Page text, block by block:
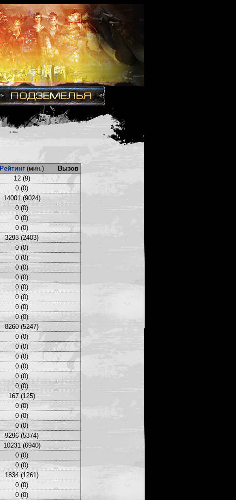
Рейтинг (мин.)
Вызов
12 (9)
0 (0)
14001 (9024)
0 (0)
0 (0)
0 (0)
3293 (2403)
0 (0)
0 (0)
0 (0)
0 (0)
0 (0)
0 (0)
0 (0)
0 (0)
8260 (5247)
0 (0)
0 (0)
0 (0)
0 (0)
0 (0)
0 (0)
167 (125)
0 (0)
0 (0)
0 (0)
9296 (5374)
10231 (6940)
0 (0)
0 (0)
1834 (1261)
0 (0)
0 (0)